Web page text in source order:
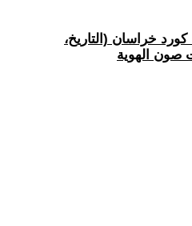
كورد خراسان (التاريخ،
صون الهوية